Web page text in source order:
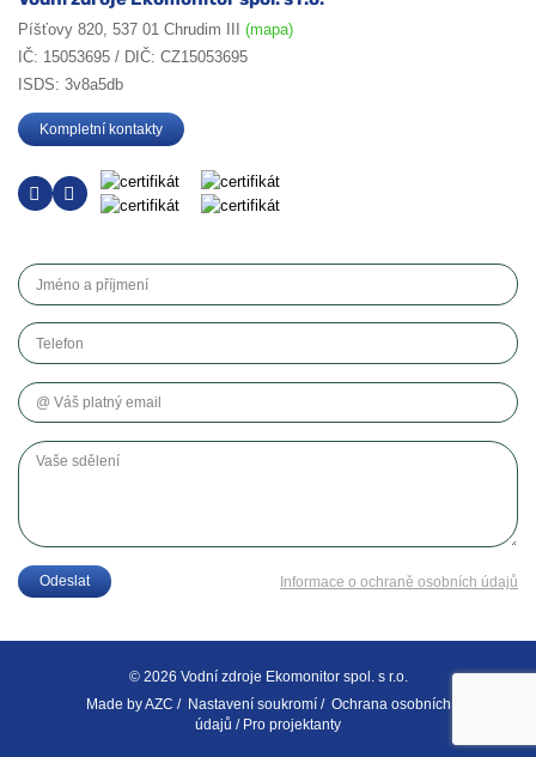
Píšťovy 820, 537 01 Chrudim III (mapa)
IČ: 15053695 / DIČ: CZ15053695
ISDS: 3v8a5db
Kompletní kontakty
Jméno a příjmení
Telefon
Váš platný email
Vaše sdělení
Odeslat Informace o ochraně osobních údajů
© 2026 Vodní zdroje Ekomonitor spol. s r.o.
Made byAZC / Nastavení soukromí/ Ochrana osobních
údajů / Pro projektanty